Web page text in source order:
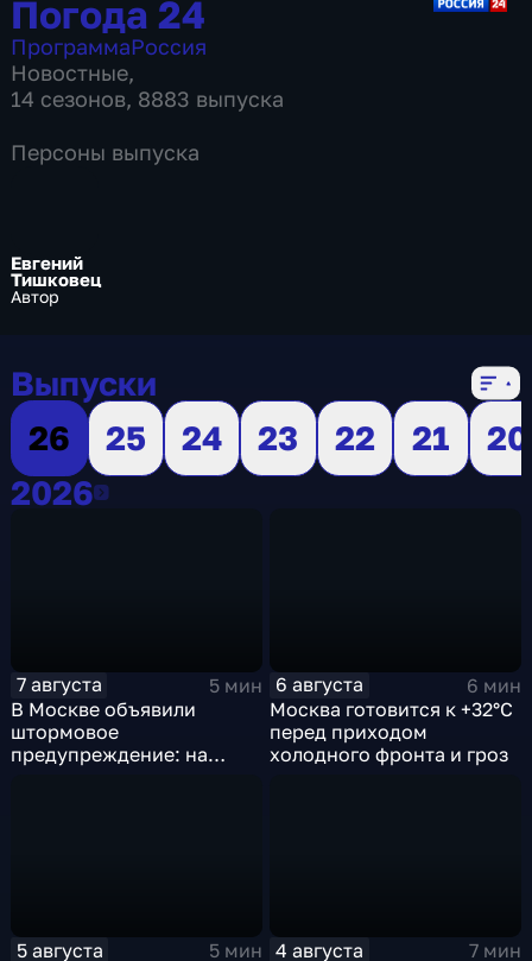
Погода 24
ПрограммаРоссия
Новостные,
14 сезонов, 8883 выпуска
Персоны выпуска
Евгений
Тишковец
Автор
Выпуски
26
25 24 23 22 21
20
20262026
7 августа
5 мин
В Москве объявили
штормовое
предупреждение: на
6 августа
6 мин
Москва готовится к +32°C
перед приходом
холодного фронта и гроз
5 августа
5 мин
4 августа
7 мин